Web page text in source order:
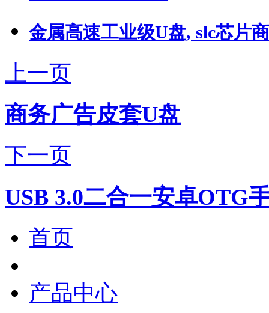
金属高速工业级U盘, slc芯片
上一页
商务广告皮套U盘
下一页
USB 3.0二合一安卓OTG
首页
产品中心